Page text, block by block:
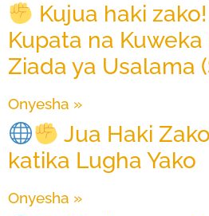
Kujua haki
Kupata na
Ziada ya Usalama
Onyesha »
Jua Haki
katika Lugha Yako
Onyesha »